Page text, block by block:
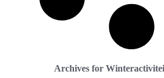
Archives for